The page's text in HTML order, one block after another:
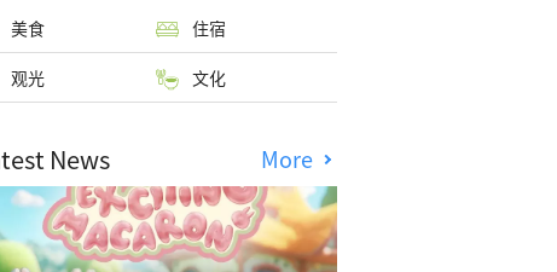
美食 住宿
观光 文化
News More